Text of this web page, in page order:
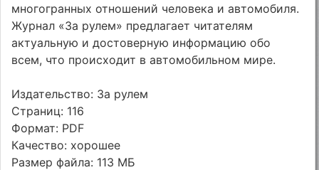
многогранных отношений человека и автомобиля.
Журнал «За рулем» предлагает читателям
актуальную и достоверную информацию обо
всем, что происходит в автомобильном мире.
Издательство: За рулем
Страниц: 116
Формат: PDF
Качество: хорошее
Размер файла: 113 МБ